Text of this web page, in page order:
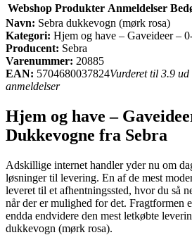
Webshop Produkter Anmeldelser
Navn: Sebra dukkevogn (mørk rosa)
Kategori: Hjem og have – Gaveideer –
Producent: Sebra
Varenummer: 20885
EAN: 5704680037824Vurderet til 3.9
anmeldelser
Hjem og have –
Dukkevogne fra Sebra
Adskillige internet handler yder nu om
løsninger til levering. En af de mest
leveret til et afhentningssted, hvor du så
når der er mulighed for det. Fragtformen
endda endvidere den mest letkøbte
dukkevogn (mørk rosa).